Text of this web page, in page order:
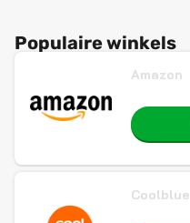
Populaire winkels
Amazon
Coolblue